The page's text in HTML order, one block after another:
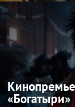
«Богатыри»